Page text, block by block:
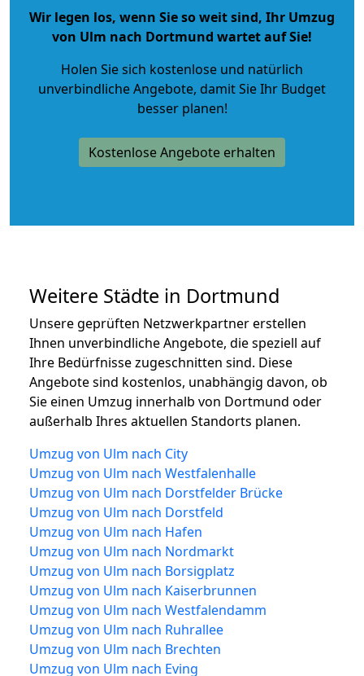
Wir legen los, wenn Sie so weit sind, Ihr Umzug
von Ulm nach Dortmund wartet auf Sie!
Holen Sie sich kostenlose und natürlich
unverbindliche Angebote, damit Sie Ihr Budget
besser planen!
Kostenlose Angebote erhalten
Weitere Städte in Dortmund
Unsere geprüften Netzwerkpartner erstellen
Ihnen unverbindliche Angebote, die speziell auf
Ihre Bedürfnisse zugeschnitten sind. Diese
Angebote sind kostenlos, unabhängig davon, ob
Sie einen Umzug innerhalb von Dortmund oder
außerhalb Ihres aktuellen Standorts planen.
Umzug von Ulm nach City
Umzug von Ulm nach Westfalenhalle
Umzug von Ulm nach Dorstfelder Brücke
Umzug von Ulm nach Dorstfeld
Umzug von Ulm nach Hafen
Umzug von Ulm nach Nordmarkt
Umzug von Ulm nach Borsigplatz
Umzug von Ulm nach Kaiserbrunnen
Umzug von Ulm nach Westfalendamm
Umzug von Ulm nach Ruhrallee
Umzug von Ulm nach Brechten
Umzug von Ulm nach Eving